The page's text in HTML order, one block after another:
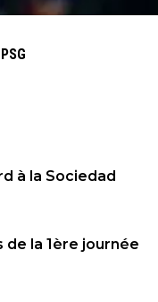
à la Sociedad
de la 1ère journée